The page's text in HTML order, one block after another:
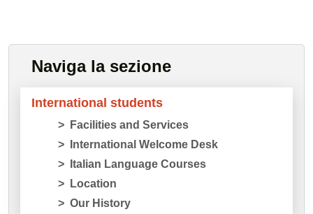
Naviga la sezione
International students
Facilities and Services
International Welcome Desk
Italian Language Courses
Location
Our History